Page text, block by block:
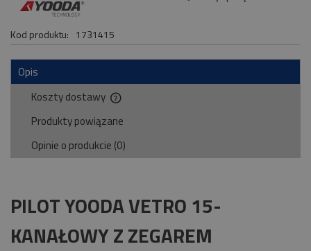
Kod produktu: 1731415
Opis
Koszty dostawy
Cena nie zawiera ewentualnych kosztów płatności
Produkty powiązane
Opinie o produkcie (0)
PILOT YOODA VETRO 15-
KANAŁOWY Z ZEGAREM